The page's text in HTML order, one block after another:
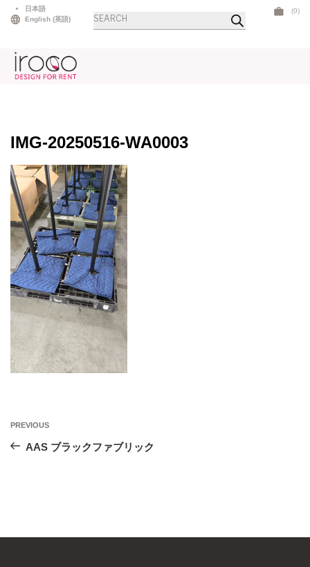
日本語
English (英語)
商
品
(0)
IMG-20250516-WA0003
投
稿
ゲ
Previous
PREVIOUS
AAS ブラックファブリック